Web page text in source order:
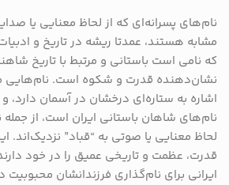
نام‌های پسرانه‌ای که از لحاظ معنایی یا
مشابه هستند، عمدتا ریشه در تاریخ و ادبیات
که نامی است باستانی و مرتبط با تاریخ
نشان‌دهنده قدرت و شکوه است. نام‌هایی
اشاره به ستاره‌ای درخشان در آسمان دارد، و
نام‌های شاهان باستانی ایران است، از
لحاظ معنایی یا صوتی به “قباد” نزدیک‌اند.
قدرت، عظمت و تاریخی عمیق را در خود
ایرانی برای نام‌گذاری فرزندانشان محبوبیت